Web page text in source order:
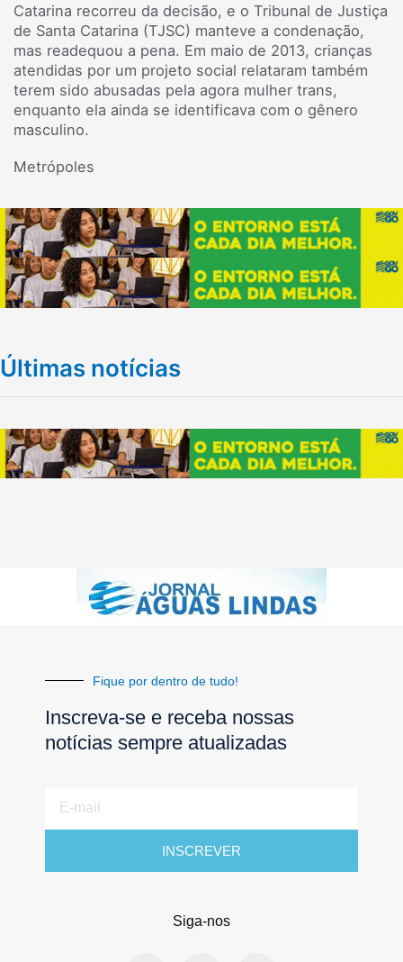
Catarina recorreu da decisão, e o Tribunal de Justiça
de Santa Catarina (TJSC) manteve a condenação,
mas readequou a pena. Em maio de 2013, crianças
atendidas por um projeto social relataram também
terem sido abusadas pela agora mulher trans,
enquanto ela ainda se identificava com o gênero
masculino.
Metrópoles
Últimas notícias
Fique por dentro de tudo!
Inscreva-se e receba nossas
notícias sempre atualizadas
mail
INSCREVER
Siga-nos